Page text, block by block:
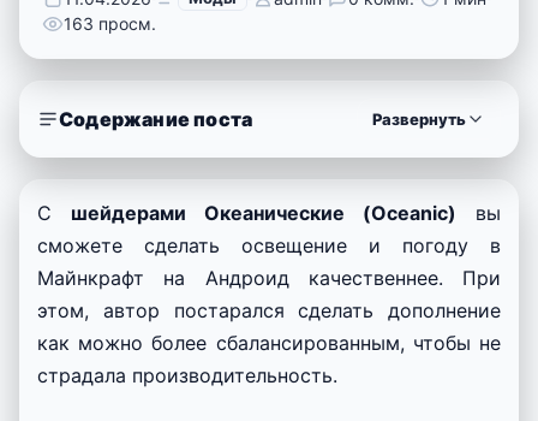
163 просм.
Содержание поста Развернуть
С шейдерами Океанические (Oceanic) вы
сможете сделать освещение и погоду в
Майнкрафт на Андроид качественнее. При
этом, автор постарался сделать дополнение
как можно более сбалансированным, чтобы не
страдала производительность.